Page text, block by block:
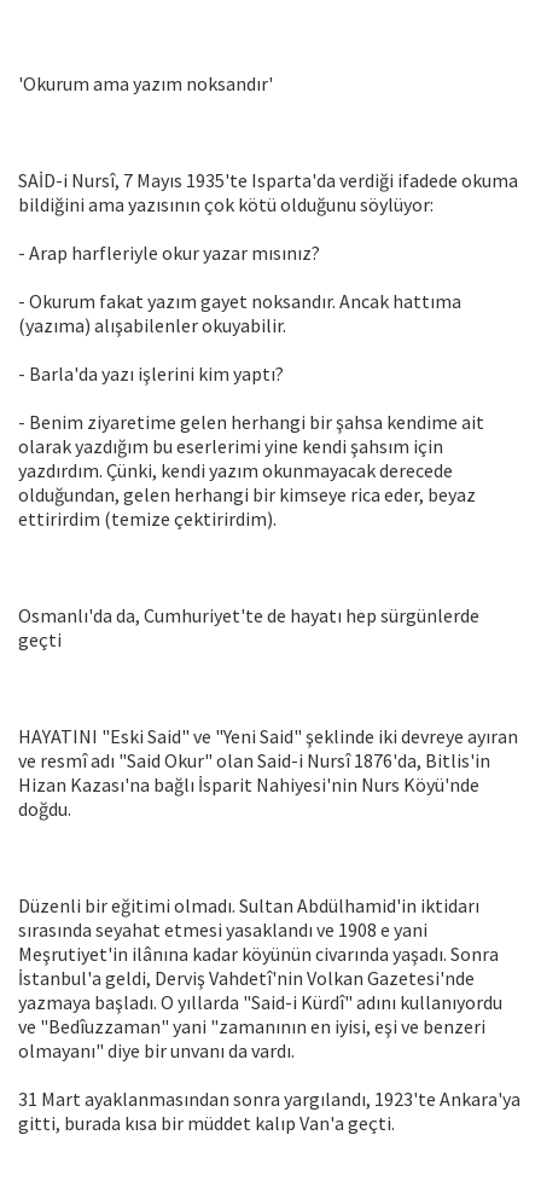
'Okurum ama yazım noksandır'
SAİD-i Nursî, 7 Mayıs 1935'te Isparta'da verdiği ifadede okuma
bildiğini ama yazısının çok kötü olduğunu söylüyor:
- Arap harfleriyle okur yazar mısınız?
- Okurum fakat yazım gayet noksandır. Ancak hattıma
(yazıma) alışabilenler okuyabilir.
- Barla'da yazı işlerini kim yaptı?
- Benim ziyaretime gelen herhangi bir şahsa kendime ait
olarak yazdığım bu eserlerimi yine kendi şahsım için
yazdırdım. Çünki, kendi yazım okunmayacak derecede
olduğundan, gelen herhangi bir kimseye rica eder, beyaz
ettirirdim (temize çektirirdim).
Osmanlı'da da, Cumhuriyet'te de hayatı hep sürgünlerde
geçti
HAYATINI "Eski Said" ve "Yeni Said" şeklinde iki devreye ayıran
ve resmî adı "Said Okur" olan Said-i Nursî 1876'da, Bitlis'in
Hizan Kazası'na bağlı İsparit Nahiyesi'nin Nurs Köyü'nde
doğdu.
Düzenli bir eğitimi olmadı. Sultan Abdülhamid'in iktidarı
sırasında seyahat etmesi yasaklandı ve 1908 e yani
Meşrutiyet'in ilânına kadar köyünün civarında yaşadı. Sonra
İstanbul'a geldi, Derviş Vahdetî'nin Volkan Gazetesi'nde
yazmaya başladı. O yıllarda "Said-i Kürdî" adını kullanıyordu
ve "Bedîuzzaman" yani "zamanının en iyisi, eşi ve benzeri
olmayanı" diye bir unvanı da vardı.
31 Mart ayaklanmasından sonra yargılandı, 1923'te Ankara'ya
gitti, burada kısa bir müddet kalıp Van'a geçti.